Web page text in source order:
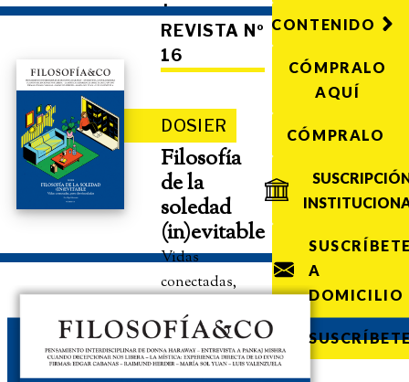
·
REVISTA Nº
16
DOSIER
Filosofía
de la
soledad
(in)evitable
Vidas
conectadas,
desvinculadas
CONTENIDO
CÓMPRALO
AQUÍ
CÓMPRALO
A
DOMICILIO